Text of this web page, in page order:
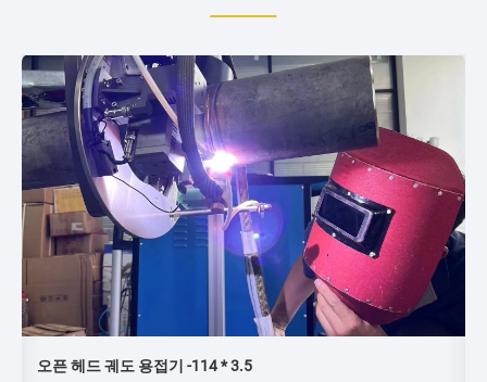
오픈 헤드 궤도 용접기 -114 * 3.5